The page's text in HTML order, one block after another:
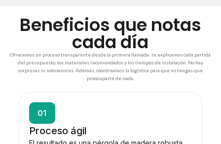
Beneficios que notas
cada día
Ofrecemos un proceso transparente desde la primera llamada: te explicamos cada partida
del presupuesto, los materiales recomendados y los tiempos de instalación. No hay
sorpresas ni sobrecostes. Además, coordinamos la logística para que no tengas que
preocuparte de nada.
01
Proceso ágil